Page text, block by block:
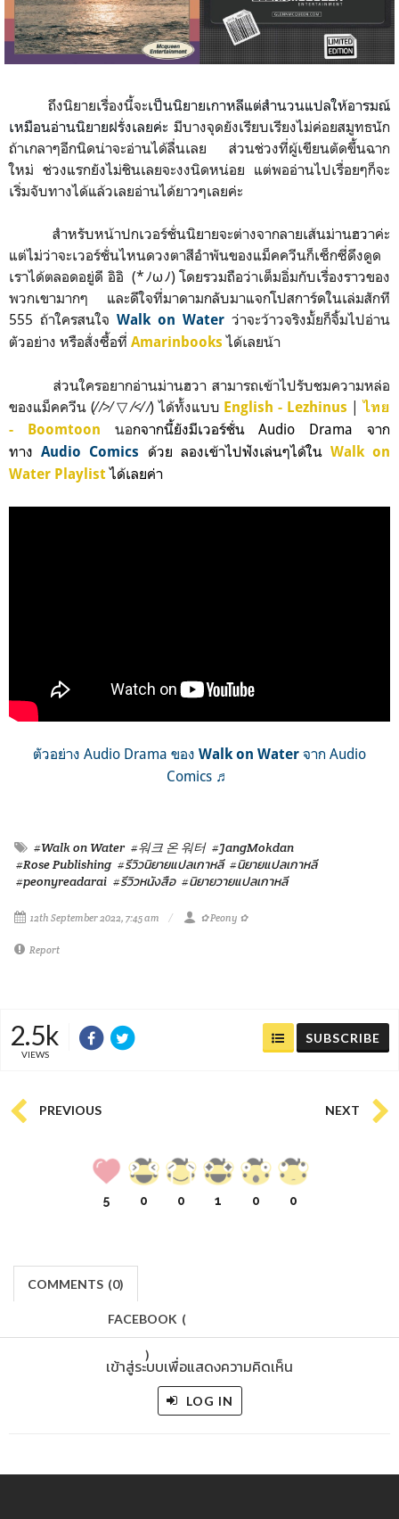
ถึงนิยายเรื่องนี้จะเป็นนิยายเกาหลีแต่สำนวนแปลให้อารมณ์
เหมือนอ่านนิยายฝรั่งเลยค่ะ มีบางจุดยังเรียบเรียงไม่ค่อยสมูทธนัก
ถ้าเกลาๆอีกนิดน่าจะอ่านได้ลื่นเลย ส่วนช่วงที่ผู้เขียนตัดขึ้นฉาก
ใหม่ ช่วงแรกยังไม่ชินเลยจะงงนิดหน่อย แต่พออ่านไปเรื่อยๆก็จะ
เริ่มจับทางได้แล้วเลยอ่านได้ยาวๆเลยค่ะ
สำหรับหน้าปกเวอร์ชั่นนิยายจะต่างจากลายเส้นม่านฮวาค่ะ
แต่ไม่ว่าจะเวอร์ชั่นไหนดวงตาสีอำพันของแม็คควีนก็เซ็กซี่ดึงดูด
เราได้ตลอดอยู่ดี อิอิ (*ﾉωﾉ) โดยรวมถือว่าเต็มอิ่มกับเรื่องราวของ
พวกเขามากๆ และดีใจที่มาดามกลับมาแจกโปสการ์ดในเล่มสักที
555 ถ้าใครสนใจ Walk on Water ว่าจะว้าวจริงมั้ยก็จิ้มไปอ่าน
ตัวอย่าง หรือสั่งซื้อที่ Amarinbooks ได้เลยน้า
ส่วนใครอยากอ่านม่านฮวา สามารถเข้าไปรับชมความหล่อ
ของแม็คควีน (⁄ ⁄>⁄ ▽ ⁄<⁄ ⁄) ได้ทั้งแบบ English - Lezhinus |ไทย
- Boomtoon นอกจากนี้ยังมีเวอร์ชั่น Audio Dramaจาก
ทางAudio Comics ด้วย ลองเข้าไปฟังเล่นๆได้ใน Walk on
Water Playlist ได้เลยค่า
ตัวอย่าง Audio Drama ของ Walk on Water จาก Audio
Comics ♬
#Walk on Water #워크 온 워터 #JangMokdan
#Rose Publishing #รีวิวนิยายแปลเกาหลี #นิยายแปลเกาหลี
#peonyreadarai #รีวิวหนังสือ #นิยายวายแปลเกาหลี
12th September 2022, 7:45 am ✿ Peony ✿
Report
2.5k
VIEWS
SUBSCRIBE
PREVIOUS NEXT
5 0 0 1 0 0
COMMENTS (0)
FACEBOOK (
)
เข้าสู่ระบบเพื่อแสดงความคิดเห็น
LOG IN